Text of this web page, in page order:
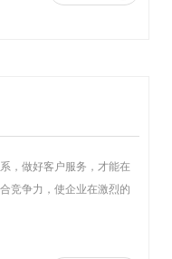
，做好客户服务，才能在
竞争力，使企业在激烈的